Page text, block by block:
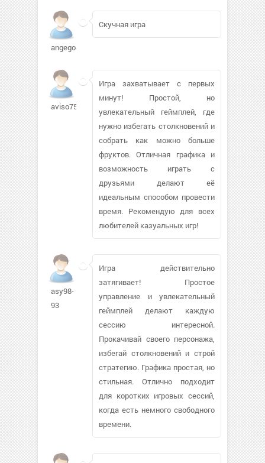
angego857
Скучная игра
aviso7589
Игра захватывает с первых
минут! Простой, но
увлекательный геймплей, где
нужно избегать столкновений и
собрать как можно больше
фруктов. Отличная графика и
возможность играть с
друзьями делают её
идеальным способом провести
время. Рекомендую для всех
любителей казуальных игр!
asy98-
93
Игра действительно
затягивает! Простое
управление и увлекательный
геймплей делают каждую
сессию интересной.
Прокачивай своего персонажа,
избегай столкновений и строй
стратегию. Графика простая, но
стильная. Отлично подходит
для коротких игровых сессий,
когда есть немного свободного
времени.